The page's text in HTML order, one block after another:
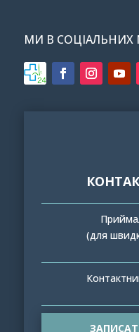
МИ В СОЦІАЛЬНИХ
(для